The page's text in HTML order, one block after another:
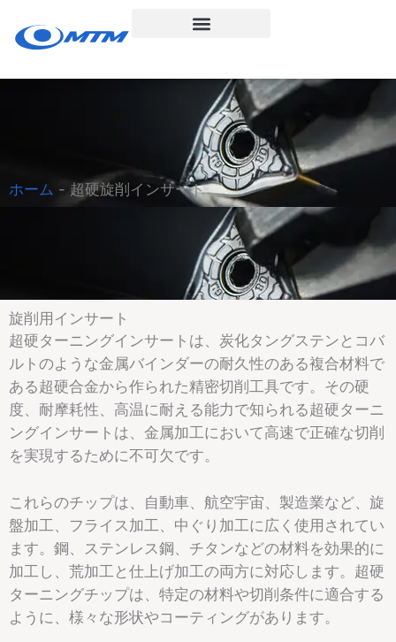
ン
ッホーム - 超硬旋削インサート
旋削用インサート
超硬ターニングインサートは、炭化タングステンとコバ
ルトのような金属バインダーの耐久性のある複合材料で
ある超硬合金から作られた精密切削工具です。その硬
度、耐摩耗性、高温に耐える能力で知られる超硬ターニ
ングインサートは、金属加工において高速で正確な切削
を実現するために不可欠です。
これらのチップは、自動車、航空宇宙、製造業など、旋
盤加工、フライス加工、中ぐり加工に広く使用されてい
ます。鋼、ステンレス鋼、チタンなどの材料を効果的に
加工し、荒加工と仕上げ加工の両方に対応します。超硬
ターニングチップは、特定の材料や切削条件に適合する
ように、様々な形状やコーティングがあります。